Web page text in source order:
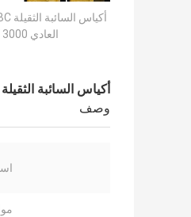
العادي 3000 كجم 180 جرامًا جيدة التهوية
أكياس السائبة الثقيلة FIBC ذات السطح العادي 3000 كجم 180 جرامًا جيدة التهوية
وصف